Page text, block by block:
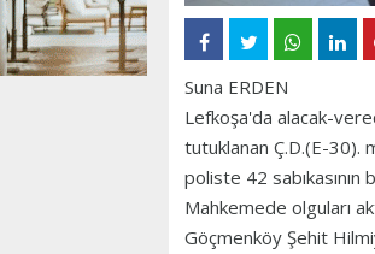
Suna ERDEN
Lefkoşa'da alacak-
tutuklanan Ç.D.(E-30).
poliste 42
Mahkemede olguları
Göçmenköy Şehit